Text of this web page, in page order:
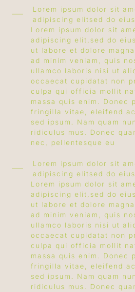
Lorem ipsum dolor sit
adipiscing elitsed do
Lorem ipsum dolor sit
adipiscing elit,sed do
ut labore et dolore
ad minim veniam, quis
ullamco laboris nisi ut
occaecat cupidatat non
culpa qui officia mollit
massa quis enim. Donec
fringilla vitae, eleifend
sed ipsum. Nam quam
ridiculus mus. Donec
nec, pellentesque eu
Lorem ipsum dolor sit
adipiscing elitsed do
Lorem ipsum dolor sit
adipiscing elit,sed do
ut labore et dolore
ad minim veniam, quis
ullamco laboris nisi ut
occaecat cupidatat non
culpa qui officia mollit
massa quis enim. Donec
fringilla vitae, eleifend
sed ipsum. Nam quam
ridiculus mus. Donec